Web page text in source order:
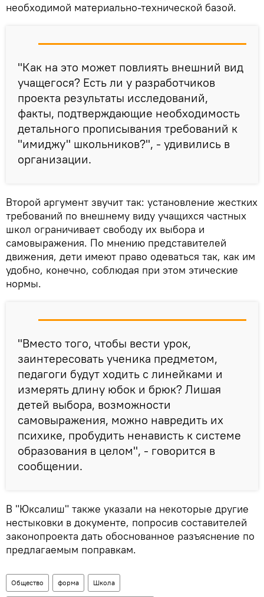
необходимой материально-технической базой.
"Как на это может повлиять внешний вид
учащегося? Есть ли у разработчиков
проекта результаты исследований,
факты, подтверждающие необходимость
детального прописывания требований к
"имиджу" школьников?", - удивились в
организации.
Второй аргумент звучит так: установление жестких
требований по внешнему виду учащихся частных
школ ограничивает свободу их выбора и
самовыражения. По мнению представителей
движения, дети имеют право одеваться так, как им
удобно, конечно, соблюдая при этом этические
нормы.
"Вместо того, чтобы вести урок,
заинтересовать ученика предметом,
педагоги будут ходить с линейками и
измерять длину юбок и брюк? Лишая
детей выбора, возможности
самовыражения, можно навредить их
психике, пробудить ненависть к системе
образования в целом", - говорится в
сообщении.
В "Юксалиш" также указали на некоторые другие
нестыковки в документе, попросив составителей
законопроекта дать обоснованное разъяснение по
предлагаемым поправкам.
Общество форма Школа